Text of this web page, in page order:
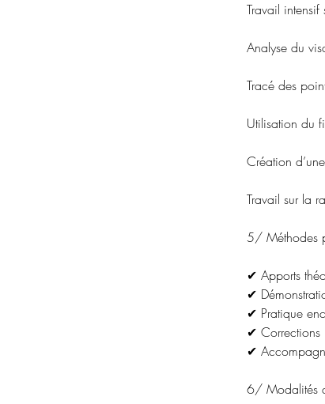
Travail
Analyse du
Tracé des
Utilisation du
Création
Travail sur la
5/ Méthodes
✔ Apports
✔
✔ Pratique
✔ Corrections
✔
6/ Modalités